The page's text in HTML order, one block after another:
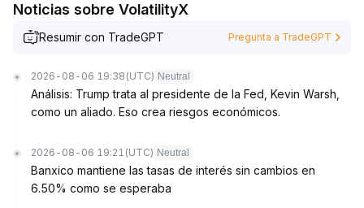
Noticias sobre VolatilityX
Resumir con TradeGPT Pregunta a TradeGPT
2026-08-06 19:38 (UTC) Neutral
Análisis: Trump trata al presidente de la Fed, Kevin Warsh,
como un aliado. Eso crea riesgos económicos.
2026-08-06 19:21 (UTC) Neutral
Banxico mantiene las tasas de interés sin cambios en
6.50% como se esperaba